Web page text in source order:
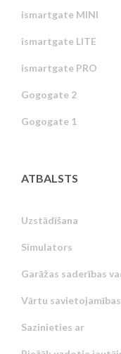
ismartgate MINI
ismartgate LITE
ismartgate PRO
Gogogate 2
Gogogate 1
ATBALSTS
Uzstādīšana
Simulators
Garāžas saderības
Vārtu
Sazinieties ar